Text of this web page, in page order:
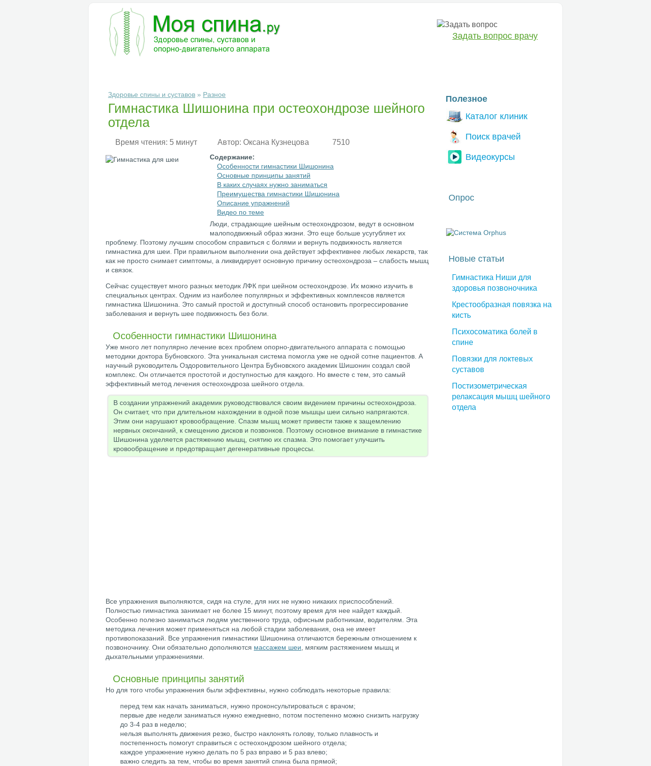
Задать вопрос врачу
Здоровье спины и суставов » Разное
Гимнастика Шишонина при остеохондрозе шейного
отдела
Время чтения: 5 минут Автор: Оксана Кузнецова 7510
Содержание:
Особенности гимнастики Шишонина
Основные принципы занятий
В каких случаях нужно заниматься
Преимущества гимнастики Шишонина
Описание упражнений
Видео по теме
Люди, страдающие шейным остеохондрозом, ведут в основном
малоподвижный образ жизни. Это еще больше усугубляет их
проблему. Поэтому лучшим способом справиться с болями и вернуть подвижность является
гимнастика для шеи. При правильном выполнении она действует эффективнее любых лекарств, так
как не просто снимает симптомы, а ликвидирует основную причину остеохондроза – слабость мышц
и связок.
Сейчас существует много разных методик ЛФК при шейном остеохондрозе. Их можно изучить в
специальных центрах. Одним из наиболее популярных и эффективных комплексов является
гимнастика Шишонина. Это самый простой и доступный способ остановить прогрессирование
заболевания и вернуть шее подвижность без боли.
Особенности гимнастики Шишонина
Уже много лет популярно лечение всех проблем опорно-двигательного аппарата с помощью
методики доктора Бубновского. Эта уникальная система помогла уже не одной сотне пациентов. А
научный руководитель Оздоровительного Центра Бубновского академик Шишонин создал свой
комплекс. Он отличается простотой и доступностью для каждого. Но вместе с тем, это самый
эффективный метод лечения остеохондроза шейного отдела.
В создании упражнений академик руководствовался своим видением причины остеохондроза.
Он считает, что при длительном нахождении в одной позе мышцы шеи сильно напрягаются.
Этим они нарушают кровообращение. Спазм мышц может привести также к защемлению
нервных окончаний, к смещению дисков и позвонков. Поэтому основное внимание в гимнастике
Шишонина уделяется растяжению мышц, снятию их спазма. Это помогает улучшить
кровообращение и предотвращает дегенеративные процессы.
Все упражнения выполняются, сидя на стуле, для них не нужно никаких приспособлений.
Полностью гимнастика занимает не более 15 минут, поэтому время для нее найдет каждый.
Особенно полезно заниматься людям умственного труда, офисным работникам, водителям. Эта
методика лечения может применяться на любой стадии заболевания, она не имеет
противопоказаний. Все упражнения гимнастики Шишонина отличаются бережным отношением к
позвоночнику. Они обязательно дополняются массажем шеи , мягким растяжением мышц и
дыхательными упражнениями.
Основные принципы занятий
Но для того чтобы упражнения были эффективны, нужно соблюдать некоторые правила:
перед тем как начать заниматься, нужно проконсультироваться с врачом;
первые две недели заниматься нужно ежедневно, потом постепенно можно снизить нагрузку
до 3-4 раз в неделю;
нельзя выполнять движения резко, быстро наклонять голову, только плавность и
постепенность помогут справиться с остеохондрозом шейного отдела;
каждое упражнение нужно делать по 5 раз вправо и 5 раз влево;
важно следить за тем, чтобы во время занятий спина была прямой;
Полезное
Каталог клиник
Поиск врачей
Видеокурсы
Опрос
Новые статьи
Гимнастика Ниши для
здоровья позвоночника
Крестообразная повязка на
кисть
Психосоматика болей в
спине
Повязки для локтевых
суставов
Постизометрическая
релаксация мышц шейного
отдела